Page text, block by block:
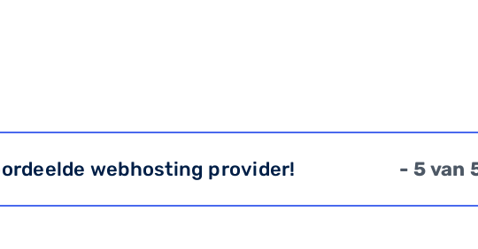
webhosting provider! - 5 van